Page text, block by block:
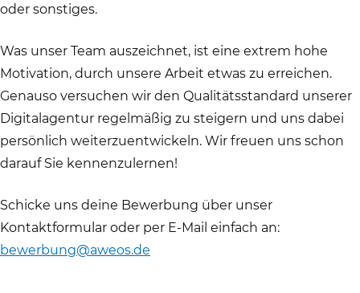
oder sonstiges.
Was unser Team auszeichnet, ist eine extrem hohe
Motivation, durch unsere Arbeit etwas zu erreichen.
Genauso versuchen wir den Qualitätsstandard unserer
Digitalagentur regelmäßig zu steigern und uns dabei
persönlich weiterzuentwickeln. Wir freuen uns schon
darauf Sie kennenzulernen!
Schicke uns deine Bewerbung über unser
Kontaktformular oder per E-Mail einfach an:
bewerbung@aweos.de